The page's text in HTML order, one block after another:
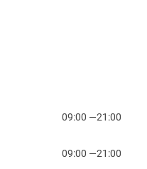
09:00 —21:00
09:00 —21:00